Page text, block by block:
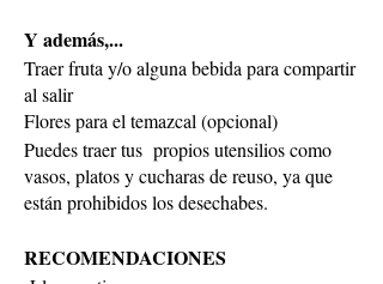
Y además,...
Traer fruta y/o alguna bebida para compartir
al salir
Flores para el temazcal (opcional)
Puedes traer tus propios utensilios como
vasos, platos y cucharas de reuso, ya que
están prohibidos los desechabes.
RECOMENDACIONES